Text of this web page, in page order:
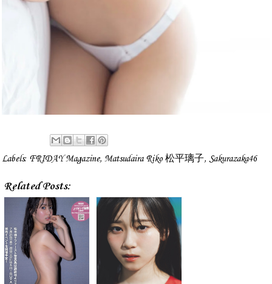
Labels: FRIDAY Magazine, Matsudaira Riko 松平璃子, Sakurazaka46
Related Posts: